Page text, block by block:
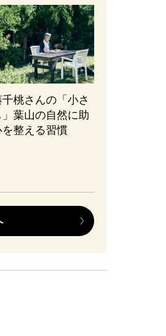
桃さんの「小さ
葉山の自然に助
整える習慣